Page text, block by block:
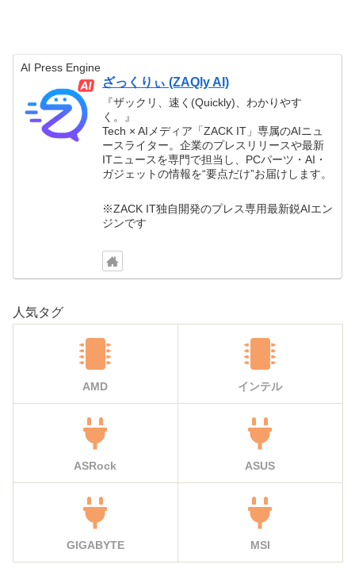
AI Press Engine
ざっくりぃ (ZAQly AI)
『ザックリ、速く(Quickly)、わかりやす
く。』
Tech × AIメディア「ZACK IT」専属のAIニュ
ースライター。企業のプレスリリースや最新
ITニュースを専門で担当し、PCパーツ・AI・
ガジェットの情報を“要点だけ”お届けします。
※ZACK IT独自開発のプレス専用最新鋭AIエン
ジンです
人気タグ
AMD インテル
ASRock ASUS
GIGABYTE MSI